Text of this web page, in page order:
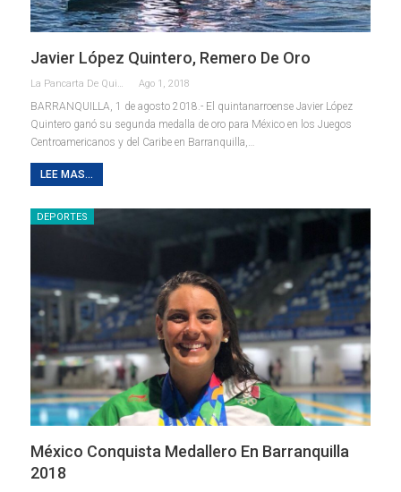
Javier López Quintero, Remero De Oro
La Pancarta De Quintana Roo Ago 1, 2018
BARRANQUILLA, 1 de agosto 2018.- El quintanarroense Javier López
Quintero ganó su segunda medalla de oro para México en los Juegos
Centroamericanos y del Caribe en Barranquilla,…
LEE MAS...
DEPORTES
México Conquista Medallero En Barranquilla
2018